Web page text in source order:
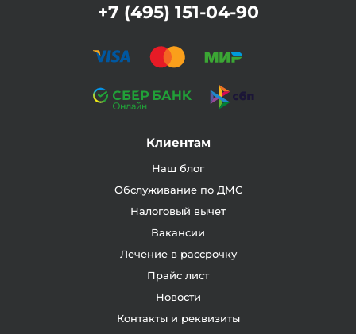
+7 (495) 151-04-90
Клиентам
Наш блог
Обслуживание по ДМС
Налоговый вычет
Вакансии
Лечение в рассрочку
Прайс лист
Новости
Контакты и реквизиты